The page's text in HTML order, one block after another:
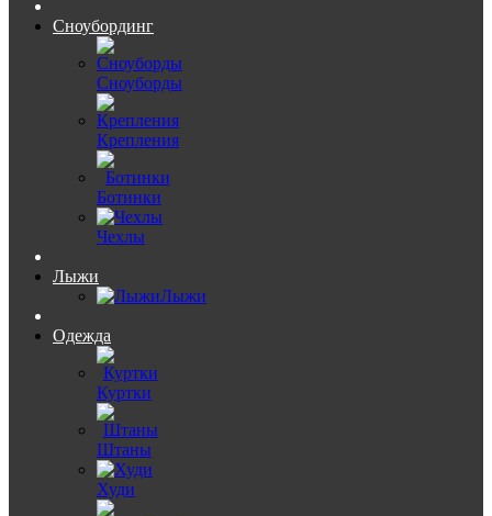
Сноубординг
Сноуборды
Крепления
Ботинки
Чехлы
Лыжи
Лыжи
Одежда
Куртки
Штаны
Худи